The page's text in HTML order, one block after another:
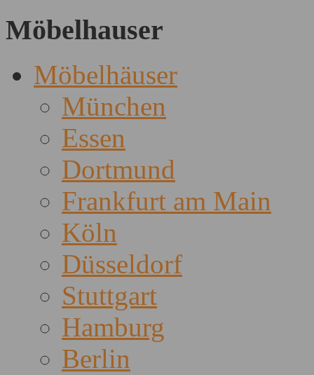
Möbelhauser
Möbelhäuser
München
Essen
Dortmund
Frankfurt am Main
Köln
Düsseldorf
Stuttgart
Hamburg
Berlin